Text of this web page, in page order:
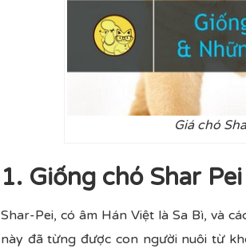
Giá chó
1. Giống chó Shar
Shar-Pei, có âm Hán Việt là Sa Bì, và
này đã từng được con người nuôi từ